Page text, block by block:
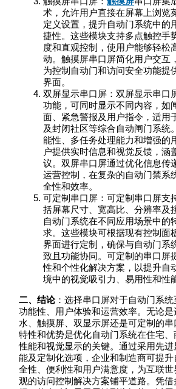
术，允许用户直接在屏幕上浏览
定义设置，提升自动门系统中的
捷性。这些模块支持多点触控手
度和直观控制，使用户能够轻松
动。触摸屏串口屏简化用户交互
为控制自动门和访问安全功能提
界面。
双屏显示串口屏：双屏显示串口
功能，可同时显示不同内容，如
面、紧急警报及用户指令，适用
及封闭社区等综合自动闸门系统
能性、多任务处理能力和增强的
户提供实时信息和视觉反馈，涵
议。双屏串口屏通过优化信息传
运营控制，在复杂的自动门禁系
全性和效率。
可定制串口屏：可定制串口屏支
括屏幕尺寸、宽高比、分辨率及
自动门系统在不同应用场景中的
求。这些模块可根据现有控制面
界面进行定制，确保与自动门系
致且功能协同。可定制的串口屏
性和个性化解决方案，以提升自
境中的视觉吸引力、易用性和性
二、结论：选择串口屏对于自动门系
功能性、用户体验和运营效率。无论
水、触摸屏、双显示屏还是可定制的
特性和优势是优化自动门系统在住宅
性能和视觉显示的关键。通过采用先
能及定制化选项，企业和制造商可提
全性、便利性和用户满意度，为互联
观的访问控制解决方案铺平道路。凭